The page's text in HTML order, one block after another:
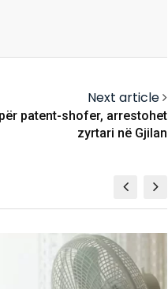
Next article
patent-shofer, arrestohet
zyrtari në Gjilan